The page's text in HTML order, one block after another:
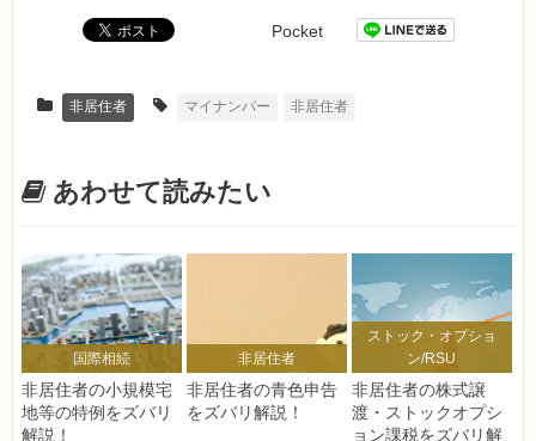
Pocket
非居住者 マイナンバー 非居住者
あわせて読みたい
国際相続
非居住者の小規模宅
地等の特例をズバリ
解説！
非居住者
非居住者の青色申告
をズバリ解説！
ストック・オプショ
ン/RSU
非居住者の株式譲
渡・ストックオプシ
ョン課税をズバリ解